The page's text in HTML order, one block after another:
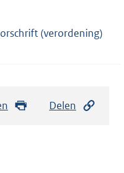
(verordening)
Delen